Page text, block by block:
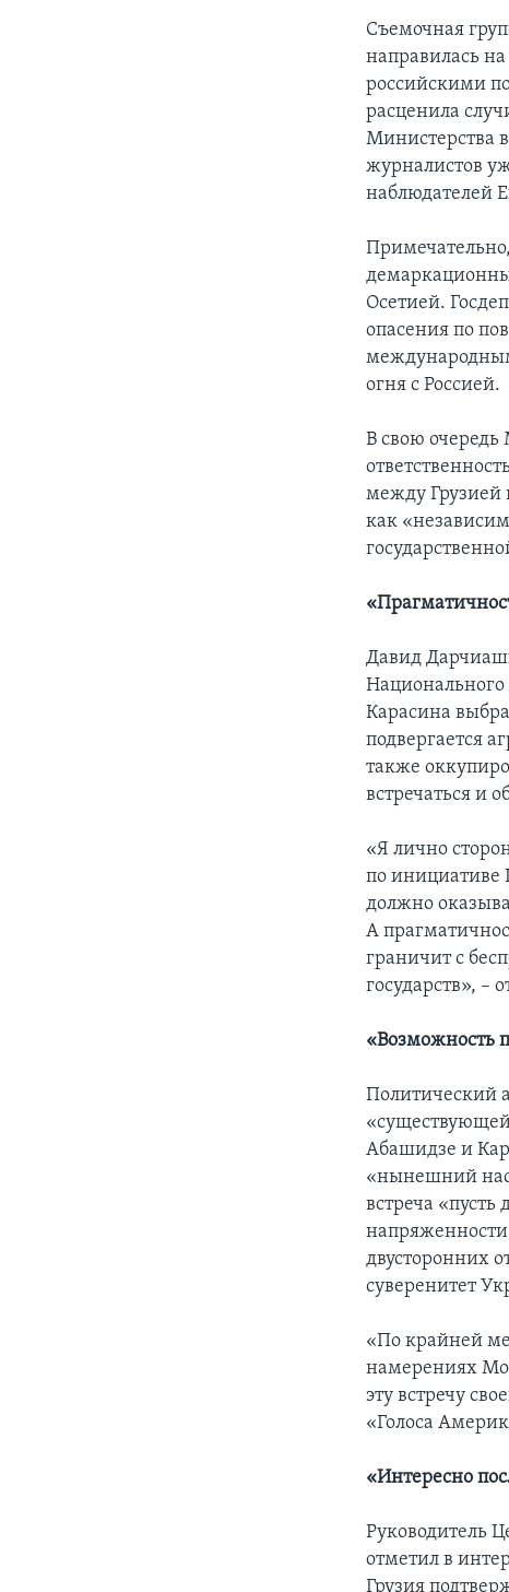
Съемочная
направилась
российскими
расценила
Министерства
журналистов
наблюдателей
Осетией.
опасения по
огня с Россией.
В свою
между Грузией
как
Давид
Карасина
подвергается
также
встречаться и
«Я лично
по инициативе
должно
А
граничит с
государств»,
«Возможность
Политический
Абашидзе и
«нынешний
встреча «пусть
двусторонних
суверенитет
«По крайней
намерениях
эту встречу
«Голоса
«Интересно
Руководитель
отметил в
Грузия